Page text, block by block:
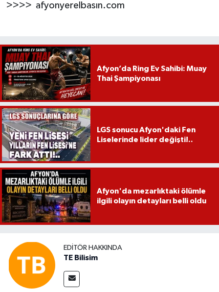
>>>> afyonyerelbasın.com
Afyon’da Ring Ev Sahibi: Muay
Thai Şampiyonası
LGS sonucu Afyon'daki Fen
Liselerinde lider değişti!..
Afyon'da mezarlıktaki ölümle
ilgili olayın detayları belli oldu
EDITÖR HAKKINDA
TE Bilisim